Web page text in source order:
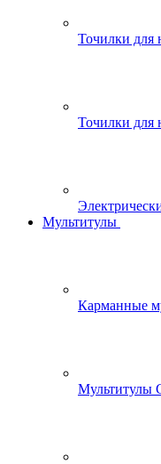
Точилки для
Точилки для
Мультитулы
Карманные
Мультитулы